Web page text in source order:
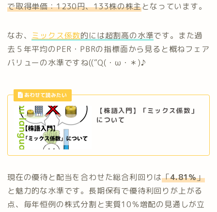
で取得単価：1230円、133株の株主となっています。
なお、 ミックス係数的には超割高の水準です。また過
去５年平均のPER・PBRの指標面から見ると概ねフェア
バリューの水準ですね((“Q(・ω・＊)♪
【株語入門】「ミックス係数」
について
現在の優待と配当を合わせた総合利回りは「4.81％」
と魅力的な水準です。長期保有で優待利回りが上がる
点、毎年恒例の株式分割と実質10％増配の見通しが立